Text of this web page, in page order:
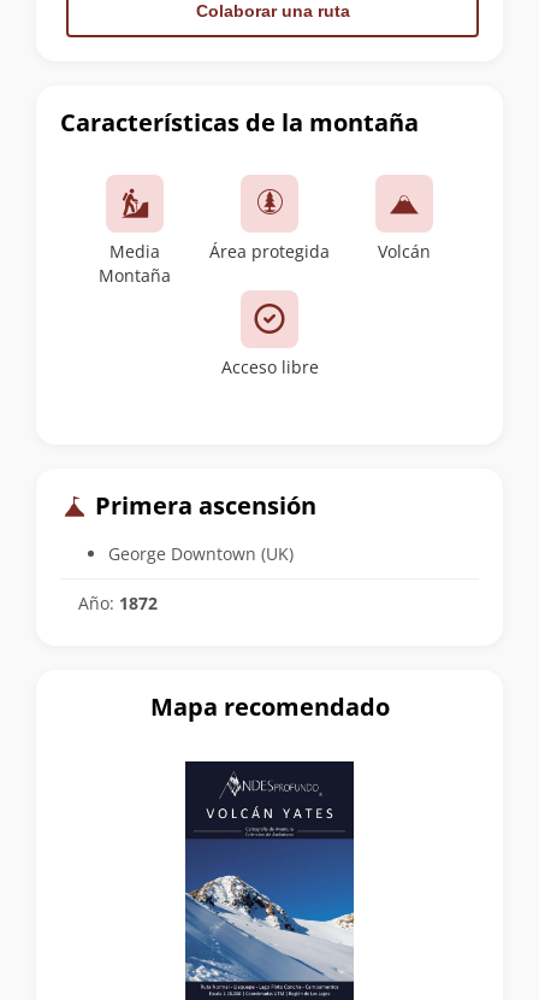
Características de la montaña
Media
Montaña
Área protegida Volcán
Acceso libre
Primera ascensión
George Downtown (UK)
Año: 1872
Colaborar una ruta
Mapa recomendado